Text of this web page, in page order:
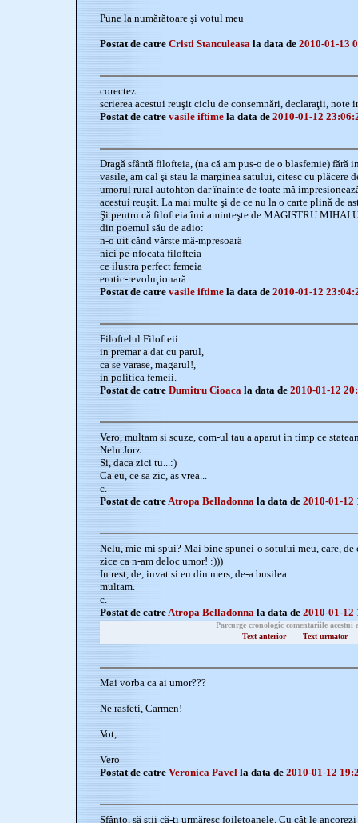
Pune la numărătoare şi votul meu
Postat de catre Cristi Stanculeasa la data de 2010-01-13
corectez
scrierea acestui reuşit ciclu de consemnări, declaraţii, note
Postat de catre vasile iftime la data de 2010-01-12
Dragă sfântă filofteia, (na că am pus-o de o blasfemie) fără
vasile, am cal şi stau la marginea satului, citesc cu plăcere
umorul rural autohton dar înainte de toate mă
acestui reuşit. La mai multe şi de ce nu la o carte plină de
Şi pentru că filofteia îmi aminteşte de MAGISTRU MIHAI
din poemul său de adio:
n-o uit când vârste mă-mpresoară
nici pe-nfocata filofteia
ce ilustra perfect femeia
erotic-revoluţionară.
Postat de catre vasile iftime la data de 2010-01-12
Filoftelul Filofteii
in premar a dat cu parul,
ca se varase, magarul!,
in politica femeii.
Postat de catre Dumitru Cioaca la data de 2010-01-12
Vero, multam si scuze, com-ul tau a aparut in timp ce
Nelu Jorz.
Si, daca zici tu...:)
Ca eu, ce sa zic, as vrea...
c.
Postat de catreAtropa Belladonna la data de 2010-01-12
Nelu, mie-mi spui? Mai bine spunei-o sotului meu, care,
zice ca n-am deloc umor! :)))
In rest, de, invat si eu din mers, de-a busilea...
multam.
c.
Postat de catreAtropa Belladonna la data de 2010-01-12
Parcurge cronologic comentariile acestui
Text anterior
Text urmator
Mai vorba ca ai umor???
Ne rasfeti, Carmen!
Vot,
Vero
Postat de catre Veronica Pavel la data de 2010-01-12
Sfânto, să ştii că-ţi urmăresc foiletoanele. Cu cât le